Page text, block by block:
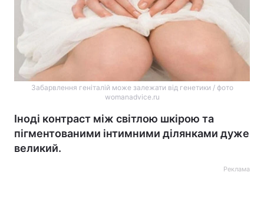
Забарвлення геніталій може залежати від генетики / фото
womanadvice.ru
Іноді контраст між світлою шкірою та
пігментованими інтимними ділянками дуже
великий.
Реклама